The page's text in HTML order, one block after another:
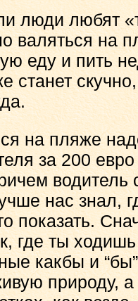
люди любят
валяться на
еду и пить
станет
на пляже
за 200
нас знал,
показать.
где ты
какбы и
природу,